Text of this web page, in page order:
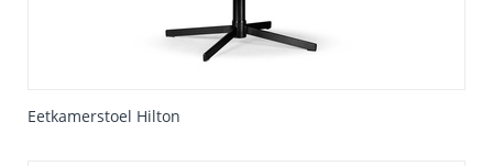
Eetkamerstoel Hilton